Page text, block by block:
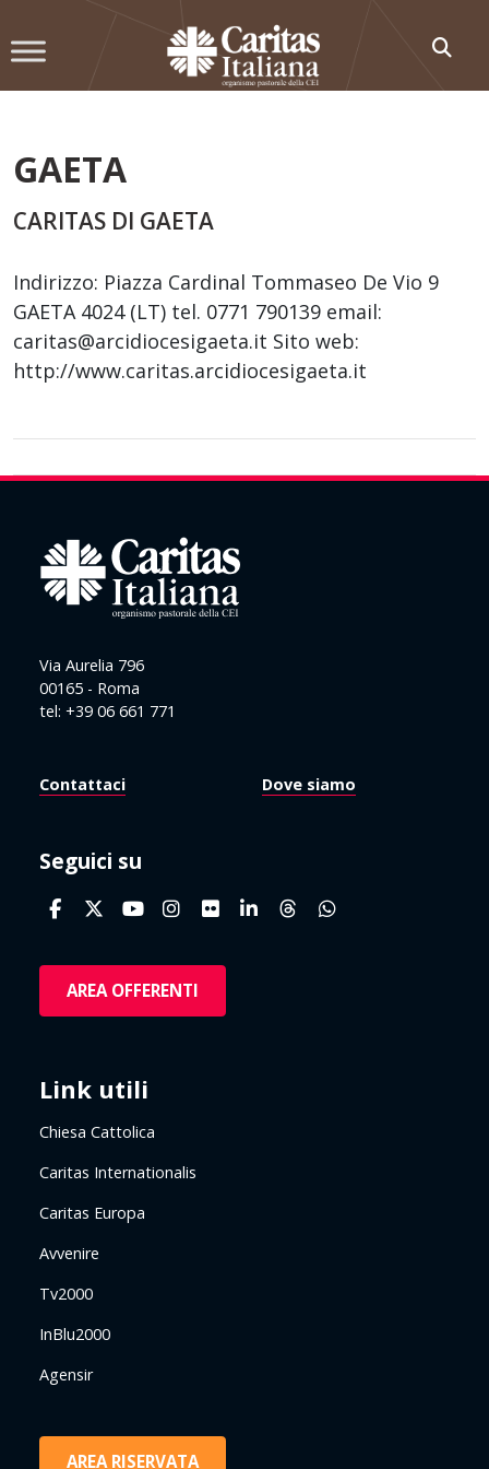
to
GAETA
CARITAS DI GAETA
Indirizzo: Piazza Cardinal Tommaseo De Vio 9
GAETA 4024 (LT) tel. 0771 790139 email:
caritas@arcidiocesigaeta.it Sito web:
http://www.caritas.arcidiocesigaeta.it
Via Aurelia 796
00165 - Roma
tel: +39 06 661 771
Contattaci Dove siamo
Seguici su
AREA OFFERENTI
Link utili
Chiesa Cattolica
Caritas Internationalis
Caritas Europa
Avvenire
Tv2000
InBlu2000
Agensir
AREA RISERVATA